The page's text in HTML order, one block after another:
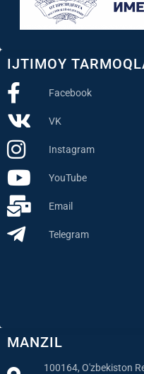
MANZIL
IJTIMOY
Facebook
VK
Instagram
YouTube
Email